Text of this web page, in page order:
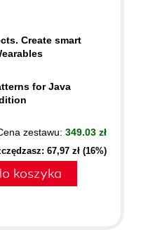
Create smart
for Java
zestawu: 349.03 zł
67,97 zł (16%)
koszyka